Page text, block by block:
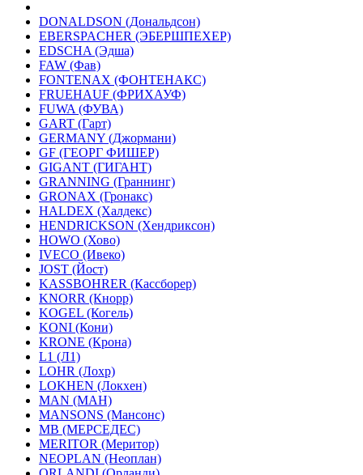
DONALDSON (Дональдсон)
EBERSPACHER (ЭБЕРШПЕХЕР)
EDSCHA (Эдша)
FAW (Фав)
FONTENAX (ФОНТЕНАКС)
FRUEHAUF (ФРИХАУФ)
FUWA (ФУВА)
GART (Гарт)
GERMANY (Джормани)
GF (ГЕОРГ ФИШЕР)
GIGANT (ГИГАНТ)
GRANNING (Граннинг)
GRONAX (Гронакс)
HALDEX (Халдекс)
HENDRICKSON (Хендриксон)
HOWO (Хово)
IVECO (Ивеко)
JOST (Йост)
KASSBOHRER (Касcборер)
KNORR (Кнорр)
KOGEL (Когель)
KONI (Кони)
KRONE (Крона)
L1 (Л1)
LOHR (Лохр)
LOKHEN (Локхен)
MAN (МАН)
MANSONS (Мансонс)
MB (МЕРСЕДЕС)
MERITOR (Меритор)
NEOPLAN (Неоплан)